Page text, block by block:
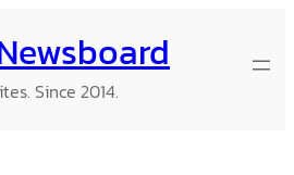
Since 2014.